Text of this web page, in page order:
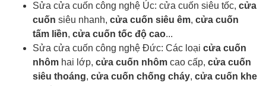
Sửa cửa cuốn công nghệ Úc: cửa cuốn siêu tốc, cửa
cuốn siêu nhanh, cửa cuốn siêu êm, cửa cuốn
tấm liền, cửa cuốn tốc độ cao...
Sửa cửa cuốn công nghệ Đức: Các loại cửa cuốn
nhôm hai lớp, cửa cuốn nhôm cao cấp, cửa cuốn
siêu thoáng, cửa cuốn chống cháy, cửa cuốn khe